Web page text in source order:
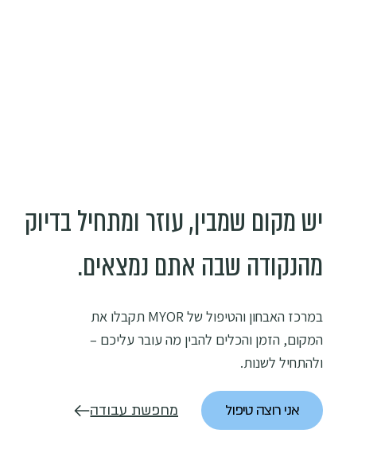
יש מקום שמבין, עוזר ומתחיל בדיוק
מהנקודה שבה אתם נמצאים.
במרכז האבחון והטיפול של MYOR תקבלו את
המקום, הזמן והכלים להבין מה עובר עליכם –
ולהתחיל לשנות.
מחפשת עבודה אני רוצה טיפול